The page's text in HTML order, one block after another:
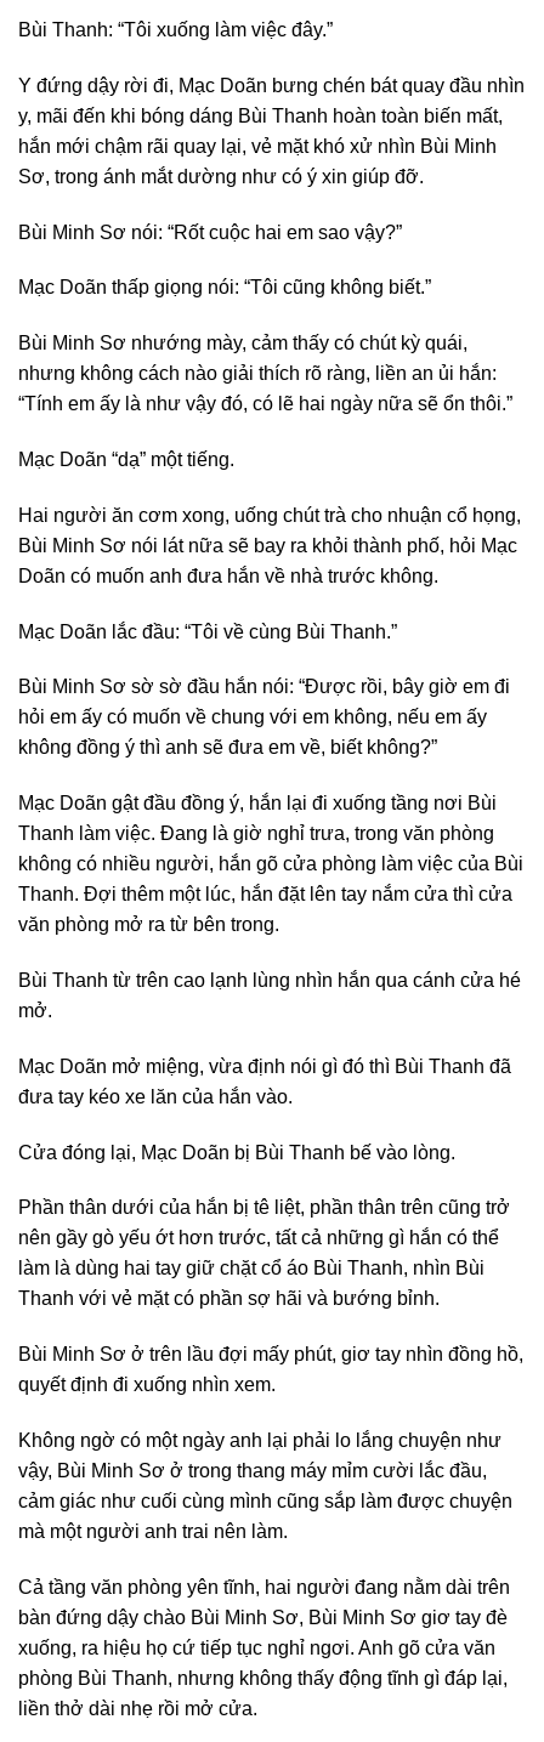
Bùi Thanh: “Tôi xuống làm việc đây.”
Y đứng dậy rời đi, Mạc Doãn bưng chén bát quay đầu nhìn
y, mãi đến khi bóng dáng Bùi Thanh hoàn toàn biến mất,
hắn mới chậm rãi quay lại, vẻ mặt khó xử nhìn Bùi Minh
Sơ, trong ánh mắt dường như có ý xin giúp đỡ.
Bùi Minh Sơ nói: “Rốt cuộc hai em sao vậy?”
Mạc Doãn thấp giọng nói: “Tôi cũng không biết.”
Bùi Minh Sơ nhướng mày, cảm thấy có chút kỳ quái,
nhưng không cách nào giải thích rõ ràng, liền an ủi hắn:
“Tính em ấy là như vậy đó, có lẽ hai ngày nữa sẽ ổn thôi.”
Mạc Doãn “dạ” một tiếng.
Hai người ăn cơm xong, uống chút trà cho nhuận cổ họng,
Bùi Minh Sơ nói lát nữa sẽ bay ra khỏi thành phố, hỏi Mạc
Doãn có muốn anh đưa hắn về nhà trước không.
Mạc Doãn lắc đầu: “Tôi về cùng Bùi Thanh.”
Bùi Minh Sơ sờ sờ đầu hắn nói: “Được rồi, bây giờ em đi
hỏi em ấy có muốn về chung với em không, nếu em ấy
không đồng ý thì anh sẽ đưa em về, biết không?”
Mạc Doãn gật đầu đồng ý, hắn lại đi xuống tầng nơi Bùi
Thanh làm việc. Đang là giờ nghỉ trưa, trong văn phòng
không có nhiều người, hắn gõ cửa phòng làm việc của Bùi
Thanh. Đợi thêm một lúc, hắn đặt lên tay nắm cửa thì cửa
văn phòng mở ra từ bên trong.
Bùi Thanh từ trên cao lạnh lùng nhìn hắn qua cánh cửa hé
mở.
Mạc Doãn mở miệng, vừa định nói gì đó thì Bùi Thanh đã
đưa tay kéo xe lăn của hắn vào.
Cửa đóng lại, Mạc Doãn bị Bùi Thanh bế vào lòng.
Phần thân dưới của hắn bị tê liệt, phần thân trên cũng trở
nên gầy gò yếu ớt hơn trước, tất cả những gì hắn có thể
làm là dùng hai tay giữ chặt cổ áo Bùi Thanh, nhìn Bùi
Thanh với vẻ mặt có phần sợ hãi và bướng bỉnh.
Bùi Minh Sơ ở trên lầu đợi mấy phút, giơ tay nhìn đồng hồ,
quyết định đi xuống nhìn xem.
Không ngờ có một ngày anh lại phải lo lắng chuyện như
vậy, Bùi Minh Sơ ở trong thang máy mỉm cười lắc đầu,
cảm giác như cuối cùng mình cũng sắp làm được chuyện
mà một người anh trai nên làm.
Cả tầng văn phòng yên tĩnh, hai người đang nằm dài trên
bàn đứng dậy chào Bùi Minh Sơ, Bùi Minh Sơ giơ tay đè
xuống, ra hiệu họ cứ tiếp tục nghỉ ngơi. Anh gõ cửa văn
phòng Bùi Thanh, nhưng không thấy động tĩnh gì đáp lại,
liền thở dài nhẹ rồi mở cửa.